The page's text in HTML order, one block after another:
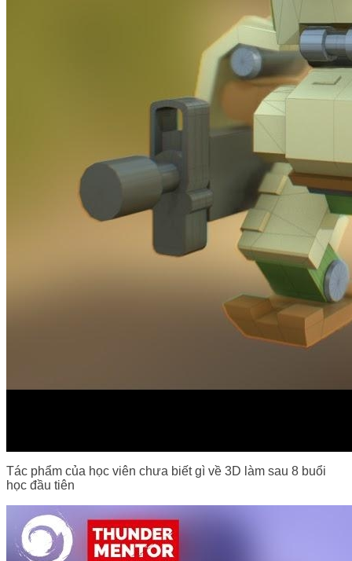
Tác phẩm của học viên chưa biết gì về 3D làm sau 8 buổi
học đầu tiên